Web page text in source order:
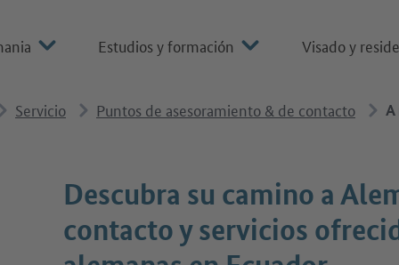
Estudios y formación Visado y
Servicio Puntos de asesoramiento & de contacto
Descubra su camino a
contacto y servicios